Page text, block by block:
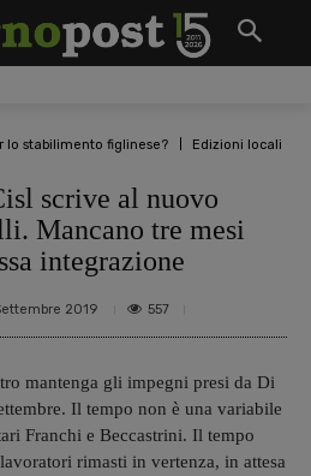
lo stabilimento figlinese?
Edizioni locali
scrive al nuovo
Mancano tre mesi
integrazione
2019 557
mantenga gli impegni presi da Di
Il tempo non è una variabile
Franchi e Beccastrini. Il tempo
rimasti in vertenza, in attesa